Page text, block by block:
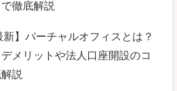
徹底解説
新】バーチャルオフィスとは？
メリットや法人口座開設のコ
説